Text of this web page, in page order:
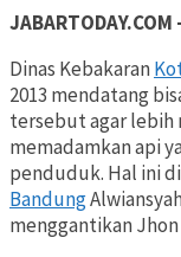
JABARTODAY.COM
Dinas Kebakaran
2013 mendatang
tersebut agar lebih
memadamkan api
penduduk. Hal ini
Bandung
menggantikan Jhon